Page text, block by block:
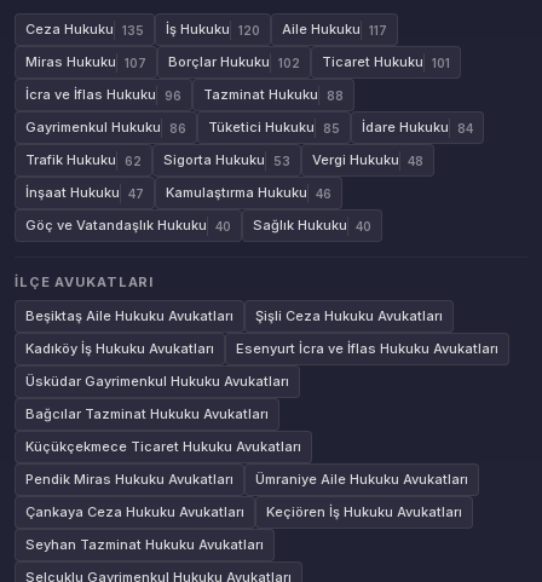
Ceza Hukuku
135 İş Hukuku 120 Aile Hukuku 117
Miras Hukuku 107 Borçlar Hukuku 102 Ticaret Hukuku 101
İcra ve İflas Hukuku 96 Tazminat Hukuku 88
Gayrimenkul Hukuku 86 Tüketici Hukuku 85 İdare Hukuku 84
Trafik Hukuku 62 Sigorta Hukuku 53 Vergi Hukuku 48
İnşaat Hukuku 47 Kamulaştırma Hukuku 46
Göç ve Vatandaşlık Hukuku 40 Sağlık Hukuku 40
İLÇE AVUKATLARI
Beşiktaş Aile Hukuku Avukatları
Şişli Ceza Hukuku Avukatları
Kadıköy İş Hukuku Avukatları
Esenyurt İcra ve İflas Hukuku Avukatları
Üsküdar Gayrimenkul Hukuku Avukatları
Bağcılar Tazminat Hukuku Avukatları
Küçükçekmece Ticaret Hukuku Avukatları
Pendik Miras Hukuku Avukatları
Ümraniye Aile Hukuku Avukatları
Çankaya Ceza Hukuku Avukatları
Keçiören İş Hukuku Avukatları
Seyhan Tazminat Hukuku Avukatları
Selçuklu Gayrimenkul Hukuku Avukatları